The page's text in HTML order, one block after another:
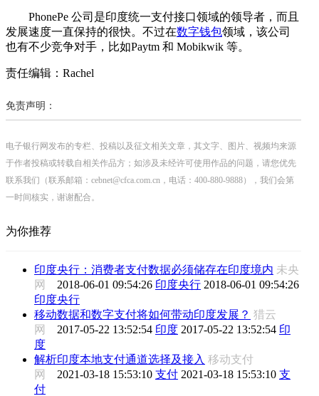
PhonePe 公司是印度统一支付接口领域的领导者，而且
发展速度一直保持的很快。不过在数字钱包领域，该公司
也有不少竞争对手，比如Paytm 和 Mobikwik 等。
责任编辑：Rachel
免责声明：
电子银行网发布的专栏、投稿以及征文相关文章，其文字、图片、视频均来源
于作者投稿或转载自相关作品方；如涉及未经许可使用作品的问题，请您优先
联系我们（联系邮箱：cebnet@cfca.com.cn，电话：400-880-9888），我们会第
一时间核实，谢谢配合。
为你推荐
印度央行：消费者支付数据必须储存在印度境内 未央
网 2018-06-01 09:54:26 印度央行 2018-06-01 09:54:26
印度央行
移动数据和数字支付将如何带动印度发展？ 猎云
网 2017-05-22 13:52:54 印度 2017-05-22 13:52:54 印
度
解析印度本地支付通道选择及接入 移动支付
网 2021-03-18 15:53:10 支付 2021-03-18 15:53:10 支
付